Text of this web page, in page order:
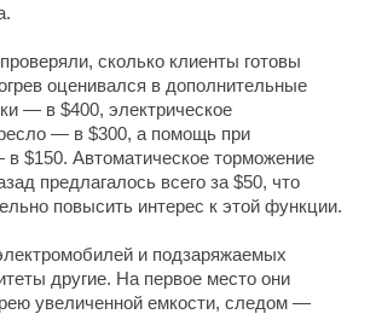
сколько клиенты готовы
оценивался в дополнительные
— в $400, электрическое
— в $300, а помощь при
в $150. Автоматическое торможение
предлагалось всего за $50, что
повысить интерес к этой функции.
и подзаряжаемых
другие. На первое место они
увеличенной емкости, следом —